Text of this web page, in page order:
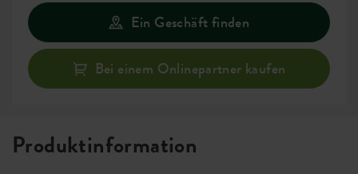
Ein Geschäft finden
Bei einem Onlinepartner kaufen
Produktinformation